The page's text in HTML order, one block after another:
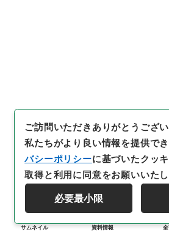
サムネイル 資料情報 全
ご訪問いただきありがとうござい
私たちがより良い情報を提供でき
バシーポリシーに基づいたクッ
取得と利用に同意をお願いいたし
必要最小限